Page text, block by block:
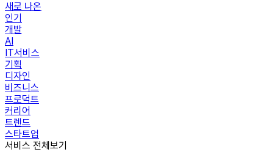
새로 나온
인기
개발
AI
IT서비스
기획
디자인
비즈니스
프로덕트
커리어
트렌드
스타트업
서비스 전체보기